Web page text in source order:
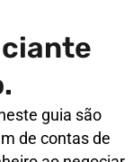
guia são
de contas de